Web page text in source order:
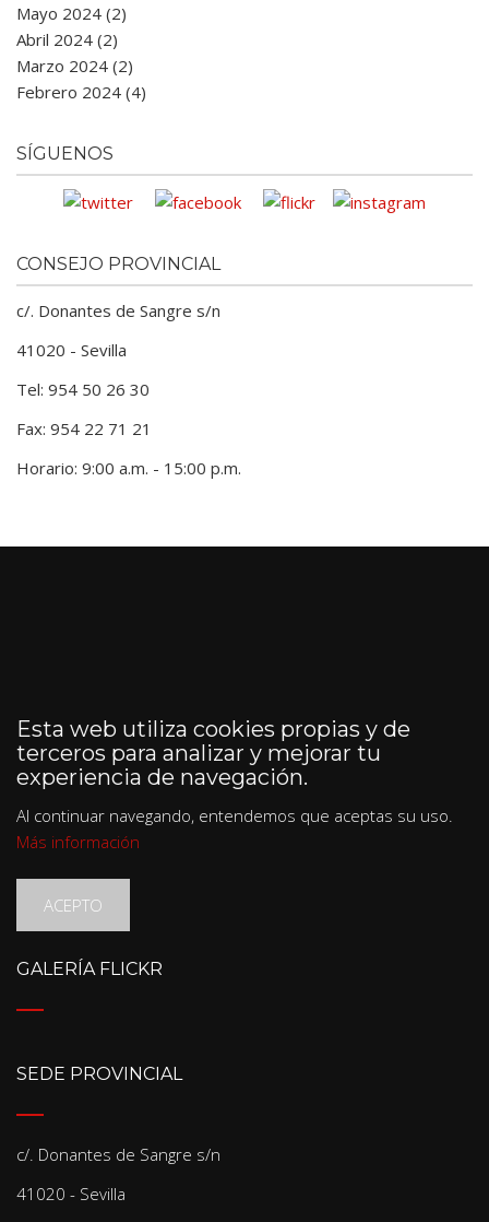
Mayo 2024 (2)
Abril 2024 (2)
Marzo 2024 (2)
Febrero 2024 (4)
SÍGUENOS
CONSEJO PROVINCIAL
c/. Donantes de Sangre s/n
41020 - Sevilla
Tel: 954 50 26 30
Fax: 954 22 71 21
Horario: 9:00 a.m. - 15:00 p.m.
Esta web utiliza cookies propias y de
terceros para analizar y mejorar tu
experiencia de navegación.
Al continuar navegando, entendemos que aceptas su uso.
Más información
ACEPTO
GALERÍA FLICKR
SEDE PROVINCIAL
c/. Donantes de Sangre s/n
41020 - Sevilla